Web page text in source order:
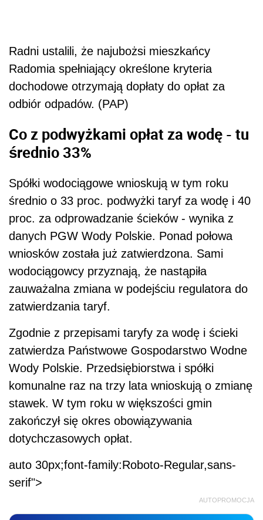
Radni ustalili, że najubożsi mieszkańcy
Radomia spełniający określone kryteria
dochodowe otrzymają dopłaty do opłat za
odbiór odpadów. (PAP)
Co z podwyżkami opłat za wodę - tu
średnio 33%
Spółki wodociągowe wnioskują w tym roku
średnio o 33 proc. podwyżki taryf za wodę i 40
proc. za odprowadzanie ścieków - wynika z
danych PGW Wody Polskie. Ponad połowa
wniosków została już zatwierdzona. Sami
wodociągowcy przyznają, że nastąpiła
zauważalna zmiana w podejściu regulatora do
zatwierdzania taryf.
Zgodnie z przepisami taryfy za wodę i ścieki
zatwierdza Państwowe Gospodarstwo Wodne
Wody Polskie. Przedsiębiorstwa i spółki
komunalne raz na trzy lata wnioskują o zmianę
stawek. W tym roku w większości gmin
zakończył się okres obowiązywania
dotychczasowych opłat.
auto 30px;font-family:Roboto-Regular,sans-
serif">
AUTOPROMOCJA